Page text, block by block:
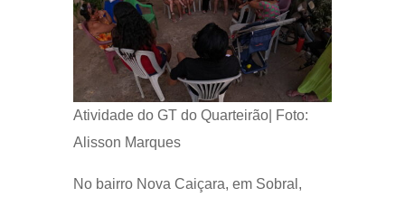
Atividade do GT do Quarteirão| Foto:
Alisson Marques
No bairro Nova Caiçara, em Sobral,